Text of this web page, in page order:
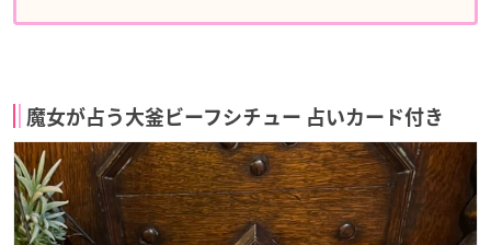
魔女が占う大釜ビーフシチュー 占いカード付き